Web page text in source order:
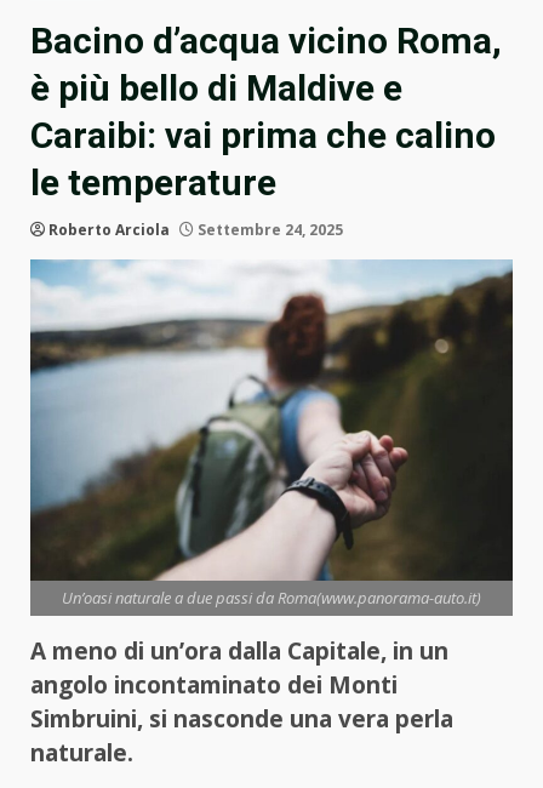
Bacino d’acqua vicino Roma,
è più bello di Maldive e
Caraibi: vai prima che calino
le temperature
Roberto Arciola Settembre 24, 2025
Un’oasi naturale a due passi da Roma(www.panorama-auto.it)
A meno di un’ora dalla Capitale, in un
angolo incontaminato dei Monti
Simbruini, si nasconde una vera perla
naturale.